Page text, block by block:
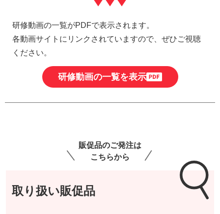
研修動画の一覧がPDFで表示されます。
各動画サイトにリンクされていますので、ぜひご視聴
ください。
研修動画の一覧を表示
販促品のご発注は
こちらから
取り扱い販促品